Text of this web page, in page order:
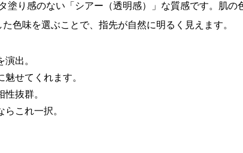
塗り感のない「シアー（透明感）」な質感です。肌の
色味を選ぶことで、指先が自然に明るく見えます。
出。
せてくれます。
抜群。
これ一択。